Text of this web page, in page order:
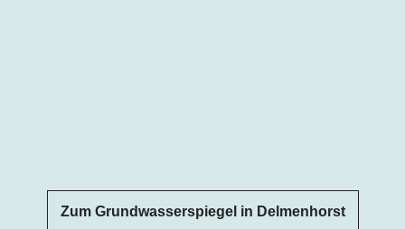
Zum Grundwasserspiegel in Delmenhorst